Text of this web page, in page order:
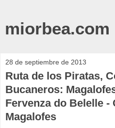
miorbea.com
28 de septiembre de 2013
Ruta de los Piratas,
Bucaneros:
Fervenza do Belelle -
Magalofes